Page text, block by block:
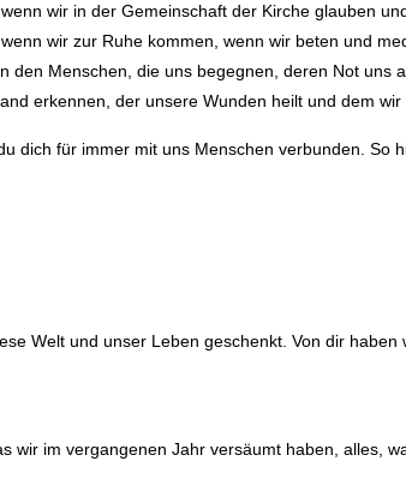
wir in der Gemeinschaft der Kirche glauben
wir zur Ruhe kommen, wenn wir beten und
den Menschen, die uns begegnen, deren Not uns
erkennen, der unsere Wunden heilt und dem
dich für immer mit uns Menschen verbunden. So
Welt und unser Leben geschenkt. Von dir haben
wir im vergangenen Jahr versäumt haben, alles,